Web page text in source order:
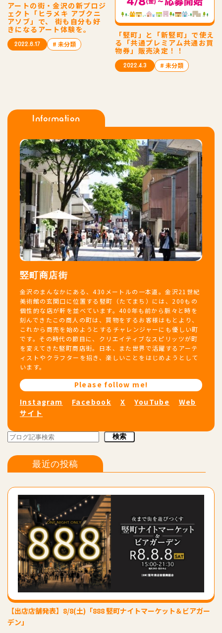
アートの街・金沢の新プロジ
ェクト「ヒラメキ アブクニ
アソブ」で、 街も自分も好
きになるアート体験を。
2022.6.17 # 未分類
「竪町」と「新竪町」で使え
る「共通プレミアム共通お買
物券」販売決定！！
2022.4.3 # 未分類
Information
竪町商店街
金沢のまんなかにある、430メートルの一本道。金沢21世紀
美術館の玄関口に位置する竪町（たてまち）には、200もの
個性的な店が軒を並べています。400年も前から脈々と時を
刻んできたこの商人の町は、買物をするお客様はもとより、
これから商売を始めようとするチャレンジャーにも優しい町
です。その時代の節目に、クリエイティブなスピリッツが町
を変えてきた竪町商店街。日本、また世界で活躍するアーテ
ィストやクラフターを招き、楽しいことをはじめようとして
います。
Please follow me!
Instagram
Facebook X YouTube
Web
サイト
検索 検索
最近の投稿
【出店店舗発表】8/8(土)「888 竪町ナイトマーケット＆ビアガー
デン」